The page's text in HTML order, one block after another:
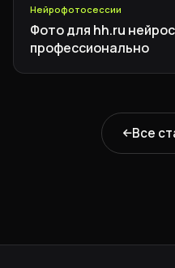
Нейрофотосессии
Фото для hh.ru
профессионально
Все